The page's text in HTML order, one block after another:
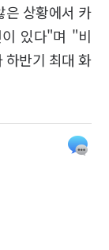
은 상황에서 카
있다"며 "비
하반기 최대 화